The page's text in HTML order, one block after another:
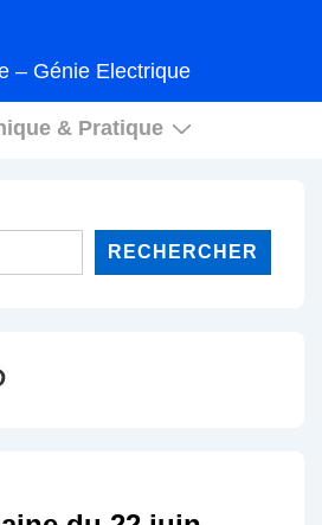
– Génie Electrique
& Pratique
RECHERCHER